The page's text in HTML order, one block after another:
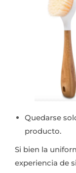
Quedarse
producto.
Si bien la
experiencia de